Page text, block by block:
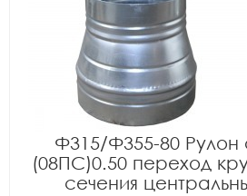
Ф315/Ф355-80 Рулон
(08ПС)0.50 переход
сечения